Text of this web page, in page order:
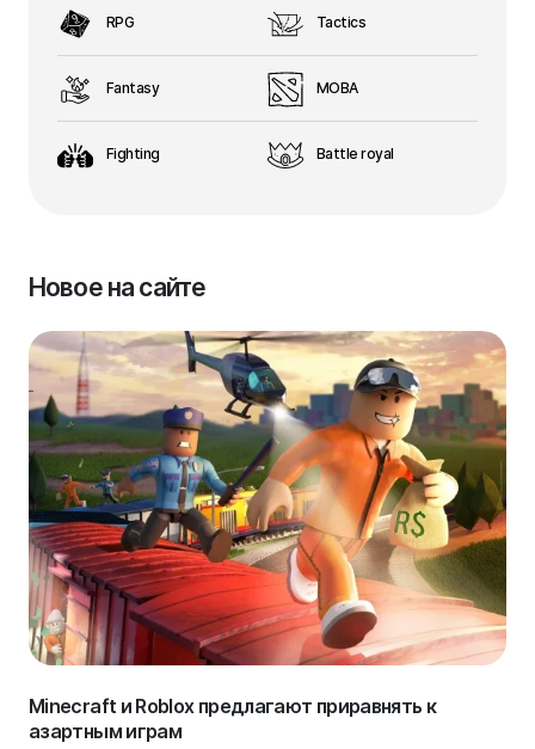
RPG
Fantasy
Fighting
Tactics
MOBA
Battle royal
Новое на сайте
Minecraft и Roblox предлагают приравнять к
азартным играм